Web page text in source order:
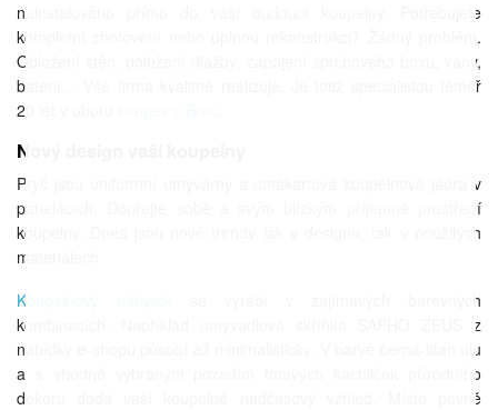
nainstalováno přímo do vaší budoucí koupelny. Potřebujete
kompletní zhotovení nebo úplnou rekonstrukci? Žádný problém.
Obložení stěn, položení dlažby, zapojení sprchového boxu, vany,
baterií… Vše firma kvalitně realizuje. Je totiž specialistou téměř
20 let v oboru
Nový design vaší koupelny
Pryč jsou uniformní umývárny a umakartová koupelnová jádra v
panelácích. Dopřejte sobě a svým blízkým příjemné prostředí
koupelny. Dnes jsou nové trendy jak v designu, tak v použitých
materiálech.
Koupelnový nábytek
se vyrábí v zajímavých barevných
kombinacích. Například umyvadlová skříňka SAPHO ZEUS z
nabídky e-shopu působí až minimalisticky. V barvě černá-titan alu
a s vhodně vybraným pozadím tmavých kachliček přírodního
dekoru dodá vaší koupelně nadčasový vzhled. Místo pevně